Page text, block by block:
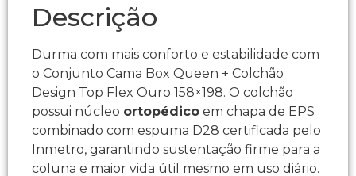
Descrição
Durma com mais conforto e estabilidade com
o Conjunto Cama Box Queen + Colchão
Design Top Flex Ouro 158×198. O colchão
possui núcleo ortopédico em chapa de EPS
combinado com espuma D28 certificada pelo
Inmetro, garantindo sustentação firme para a
coluna e maior vida útil mesmo em uso diário.​